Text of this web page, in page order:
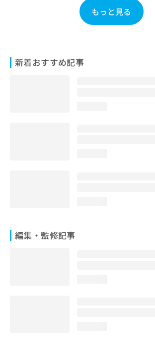
もっと見る
新着おすすめ記事
編集・監修記事
せ
は